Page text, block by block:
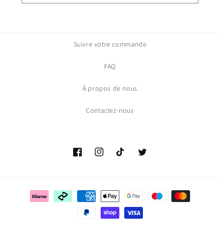
Suivre votre commande
FAQ
À propos de nous
Contactez-nous
FacebookInstagramTikTok Gazouillement
Moyens